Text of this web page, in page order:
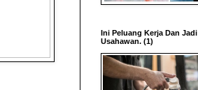
Ini Peluang Kerja Dan Jadi
Usahawan. (1)